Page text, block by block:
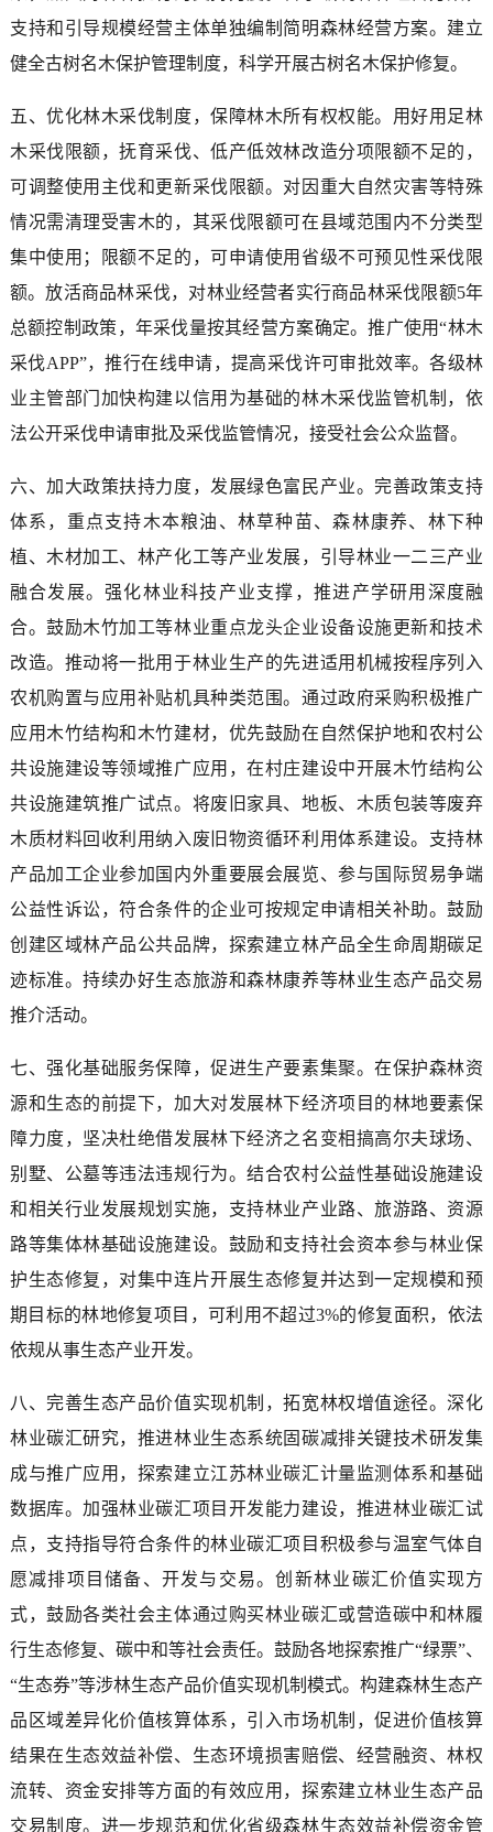
支持和引导规模经营主体单独编制简明森林经营方案。建立
健全古树名木保护管理制度，科学开展古树名木保护修复。
五、优化林木采伐制度，保障林木所有权权能。用好用足林
木采伐限额，抚育采伐、低产低效林改造分项限额不足的，
可调整使用主伐和更新采伐限额。对因重大自然灾害等特殊
情况需清理受害木的，其采伐限额可在县域范围内不分类型
集中使用；限额不足的，可申请使用省级不可预见性采伐限
额。放活商品林采伐，对林业经营者实行商品林采伐限额5年
总额控制政策，年采伐量按其经营方案确定。推广使用“林木
采伐APP”，推行在线申请，提高采伐许可审批效率。各级林
业主管部门加快构建以信用为基础的林木采伐监管机制，依
法公开采伐申请审批及采伐监管情况，接受社会公众监督。
六、加大政策扶持力度，发展绿色富民产业。完善政策支持
体系，重点支持木本粮油、林草种苗、森林康养、林下种
植、木材加工、林产化工等产业发展，引导林业一二三产业
融合发展。强化林业科技产业支撑，推进产学研用深度融
合。鼓励木竹加工等林业重点龙头企业设备设施更新和技术
改造。推动将一批用于林业生产的先进适用机械按程序列入
农机购置与应用补贴机具种类范围。通过政府采购积极推广
应用木竹结构和木竹建材，优先鼓励在自然保护地和农村公
共设施建设等领域推广应用，在村庄建设中开展木竹结构公
共设施建筑推广试点。将废旧家具、地板、木质包装等废弃
木质材料回收利用纳入废旧物资循环利用体系建设。支持林
产品加工企业参加国内外重要展会展览、参与国际贸易争端
公益性诉讼，符合条件的企业可按规定申请相关补助。鼓励
创建区域林产品公共品牌，探索建立林产品全生命周期碳足
迹标准。持续办好生态旅游和森林康养等林业生态产品交易
推介活动。
七、强化基础服务保障，促进生产要素集聚。在保护森林资
源和生态的前提下，加大对发展林下经济项目的林地要素保
障力度，坚决杜绝借发展林下经济之名变相搞高尔夫球场、
别墅、公墓等违法违规行为。结合农村公益性基础设施建设
和相关行业发展规划实施，支持林业产业路、旅游路、资源
路等集体林基础设施建设。鼓励和支持社会资本参与林业保
护生态修复，对集中连片开展生态修复并达到一定规模和预
期目标的林地修复项目，可利用不超过3%的修复面积，依法
依规从事生态产业开发。
八、完善生态产品价值实现机制，拓宽林权增值途径。深化
林业碳汇研究，推进林业生态系统固碳减排关键技术研发集
成与推广应用，探索建立江苏林业碳汇计量监测体系和基础
数据库。加强林业碳汇项目开发能力建设，推进林业碳汇试
点，支持指导符合条件的林业碳汇项目积极参与温室气体自
愿减排项目储备、开发与交易。创新林业碳汇价值实现方
式，鼓励各类社会主体通过购买林业碳汇或营造碳中和林履
行生态修复、碳中和等社会责任。鼓励各地探索推广“绿票”、
“生态券”等涉林生态产品价值实现机制模式。构建森林生态产
品区域差异化价值核算体系，引入市场机制，促进价值核算
结果在生态效益补偿、生态环境损害赔偿、经营融资、林权
流转、资金安排等方面的有效应用，探索建立林业生态产品
交易制度。进一步规范和优化省级森林生态效益补偿资金管